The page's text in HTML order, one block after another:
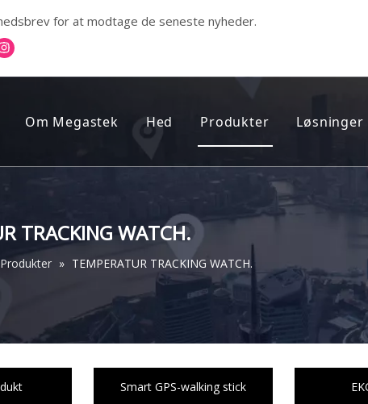
Om Megastek
VORES UDTALELSER
Hed Produkter
Smart GPS-walking stick
Health Care Tracker
Fangesporer
Personlig tracker
Løsninger
for at modtage de seneste nyheder.
TRACKING WATCH.
Produkter » TEMPERATUR TRACKING WATCH.
Smart GPS-walking stick